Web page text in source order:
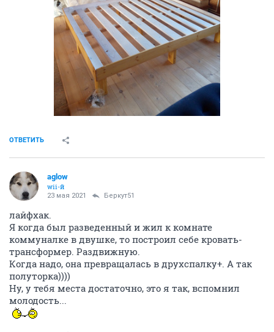
ОТВЕТИТЬ
aglow
wii-й
23 мая 2021 Беркут51
лайфхак.
Я когда был разведенный и жил к комнате
коммуналке в двушке, то построил себе кровать-
трансформер. Раздвижную.
Когда надо, она превращалась в друхспалку+. А так
полуторка))))
Ну, у тебя места достаточно, это я так, вспомнил
молодость...